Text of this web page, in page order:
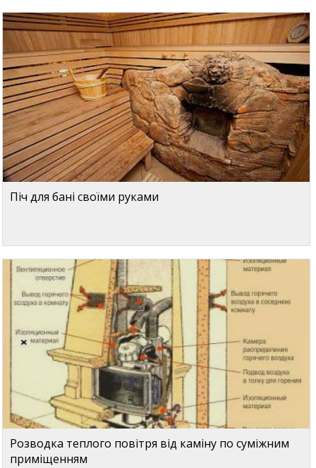
Піч для бані своїми руками
Розводка теплого повітря від каміну по суміжним
приміщенням